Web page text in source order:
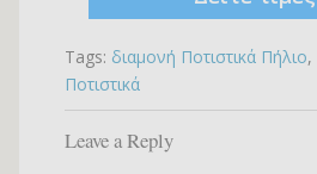
Tags: διαμονή Ποτιστικά Πήλιο,
Ποτιστικά
Leave a Reply